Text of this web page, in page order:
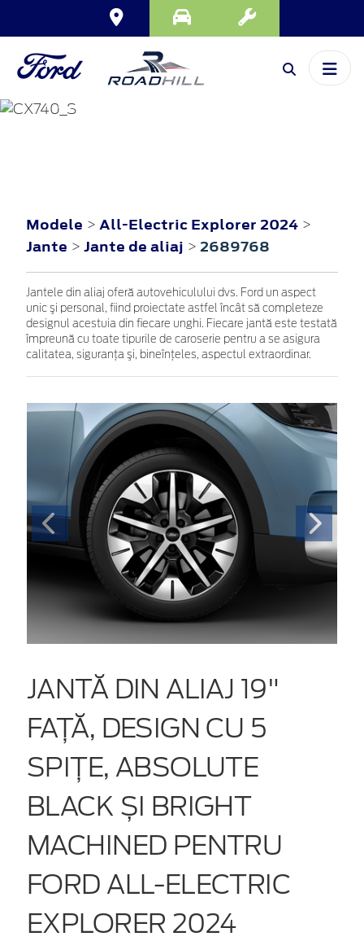
ALL-ELECTRIC
EXPLORER
Modele > All-Electric Explorer 2024 >
Jante > Jante de aliaj > 2689768
Jantele din aliaj oferă autovehiculului dvs. Ford un aspect
unic şi personal, fiind proiectate astfel încât să completeze
designul acestuia din fiecare unghi. Fiecare jantă este testată
împreună cu toate tipurile de caroserie pentru a se asigura
calitatea, siguranţa şi, bineînţeles, aspectul extraordinar.
JANTĂ DIN ALIAJ 19"
FAȚĂ, DESIGN CU 5
SPIȚE, ABSOLUTE
BLACK ȘI BRIGHT
MACHINED PENTRU
FORD ALL-ELECTRIC
EXPLORER 2024